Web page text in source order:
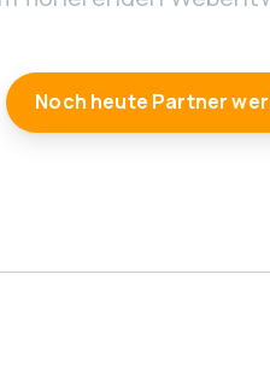
Noch heute Partner